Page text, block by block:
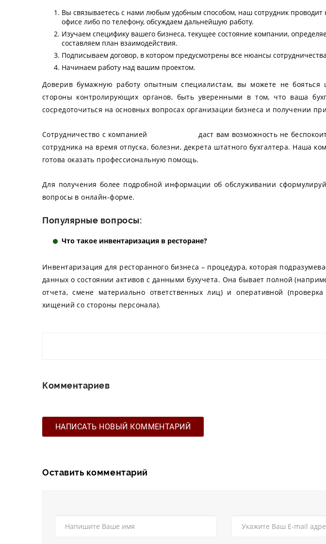
Вы связываетесь с нами любым удобным способом, наш сотрудник проводит
офисе либо по телефону, обсуждаем дальнейшую работу.
Изучаем специфику вашего бизнеса, текущее состояние компании,
составляем план взаимодействия.
Подписываем договор, в котором предусмотрены все нюансы
Начинаем работу над вашим проектом.
Доверив бумажную работу опытным специалистам, вы можете не бояться
стороны контролирующих органов, быть уверенными в том, что ваша
сосредоточиться на основных вопросах организации бизнеса и получении
Сотрудничество с компанией
даст вам возможность не
сотрудника на время отпуска, болезни, декрета штатного бухгалтера. Наша
готова оказать профессиональную помощь.
Для получения более подробной информации об обслуживании
вопросы в онлайн-форме.
Популярные вопросы:
Что такое инвентаризация в ресторане?
Инвентаризация для ресторанного бизнеса – процедура, которая
данных о состоянии активов с данными бухучета. Она бывает полной
отчета, смене материально ответственных лиц) и оперативной
хищений со стороны персонала).
Комментариев
НАПИСАТЬ НОВЫЙ КОММЕНТАРИЙ
Оставить комментарий